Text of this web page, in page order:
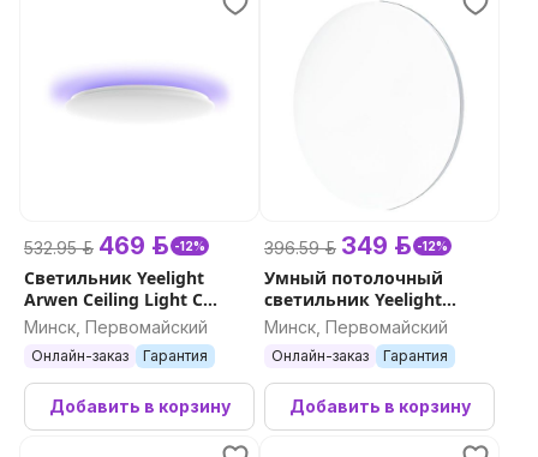
532.95 р. 469 р. -12%
Светильник Yeelight
Arwen Ceiling Light C
серия 450С
Минск, Первомайский
Онлайн-заказ Гарантия
Добавить в корзину
396.59 р. 349 р. -12%
Умный потолочный
светильник Yeelight
Defender Ceiling Light C400
Минск, Первомайский
Онлайн-заказ Гарантия
Добавить в корзину